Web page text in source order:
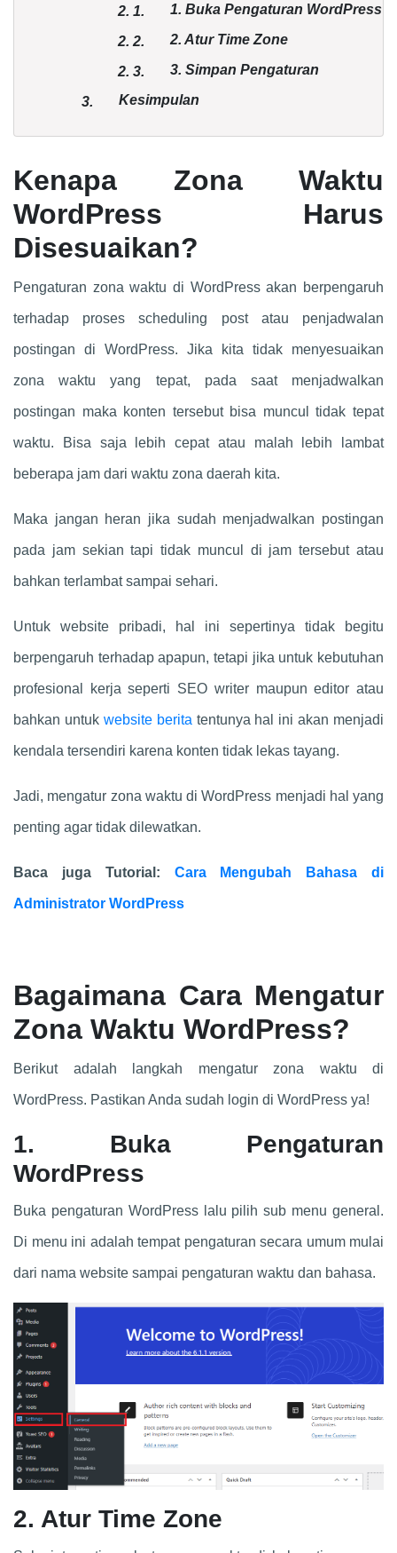
2. 1. 1. Buka Pengaturan WordPress
2. 2. 2. Atur Time Zone
2. 3. 3. Simpan Pengaturan
3. Kesimpulan
Kenapa Zona Waktu
WordPress Harus
Disesuaikan?
Pengaturan zona waktu di WordPress akan berpengaruh
terhadap proses scheduling post atau penjadwalan
postingan di WordPress. Jika kita tidak menyesuaikan
zona waktu yang tepat, pada saat menjadwalkan
postingan maka konten tersebut bisa muncul tidak tepat
waktu. Bisa saja lebih cepat atau malah lebih lambat
beberapa jam dari waktu zona daerah kita.
Maka jangan heran jika sudah menjadwalkan postingan
pada jam sekian tapi tidak muncul di jam tersebut atau
bahkan terlambat sampai sehari.
Untuk website pribadi, hal ini sepertinya tidak begitu
berpengaruh terhadap apapun, tetapi jika untuk kebutuhan
profesional kerja seperti SEO writer maupun editor atau
bahkan untuk website berita tentunya hal ini akan menjadi
kendala tersendiri karena konten tidak lekas tayang.
Jadi, mengatur zona waktu di WordPress menjadi hal yang
penting agar tidak dilewatkan.
Baca juga Tutorial: Cara Mengubah Bahasa di
Administrator WordPress
Bagaimana Cara Mengatur
Zona Waktu WordPress?
Berikut adalah langkah mengatur zona waktu di
WordPress. Pastikan Anda sudah login di WordPress ya!
1. Buka Pengaturan
WordPress
Buka pengaturan WordPress lalu pilih sub menu general.
Di menu ini adalah tempat pengaturan secara umum mulai
dari nama website sampai pengaturan waktu dan bahasa.
2. Atur Time Zone